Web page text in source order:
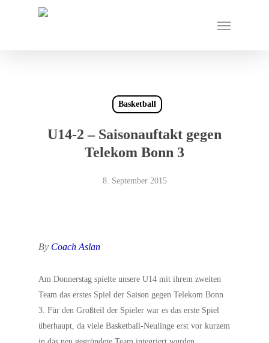
Menu
Basketball
U14-2 – Saisonauftakt gegen
Telekom Bonn 3
8. September 2015
By Coach Aslan
Am Donnerstag spielte unsere U14 mit ihrem zweiten
Team das erstes Spiel der Saison gegen Telekom Bonn
3. Für den Großteil der Spieler war es das erste Spiel
überhaupt, da viele Basketball-Neulinge erst vor kurzem